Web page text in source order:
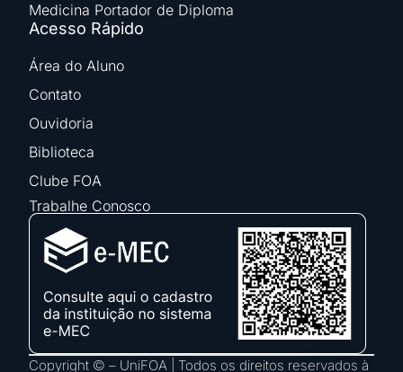
Medicina Portador de Diploma
Acesso Rápido
Área do Aluno
Contato
Ouvidoria
Biblioteca
Clube FOA
Trabalhe Conosco
Copyright © – UniFOA | Todos os direitos reservados à